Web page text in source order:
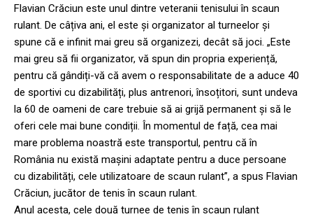
Flavian Crăciun este unul dintre veteranii tenisului în scaun
rulant. De câțiva ani, el este și organizator al turneelor și
spune că e infinit mai greu să organizezi, decât să joci. „Este
mai greu să fii organizator, vă spun din propria experiență,
pentru că gândiți-vă că avem o responsabilitate de a aduce 40
de sportivi cu dizabilități, plus antrenori, însoțitori, sunt undeva
la 60 de oameni de care trebuie să ai grijă permanent și să le
oferi cele mai bune condiții. În momentul de față, cea mai
mare problema noastră este transportul, pentru că în
România nu există mașini adaptate pentru a duce persoane
cu dizabilități, cele utilizatoare de scaun rulant”, a spus Flavian
Crăciun, jucător de tenis în scaun rulant.
Anul acesta, cele două turnee de tenis în scaun rulant